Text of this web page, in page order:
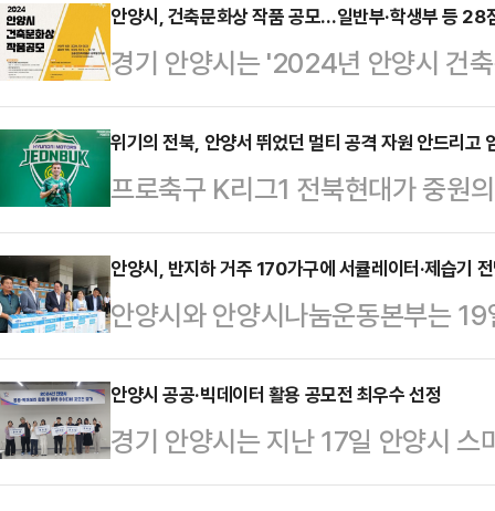
부시장, 경기도 복지국장, 경기도
최대호 안양시장으로부터 임용장
식당 조리원, 콜센터 상담원, 청원
이날부터 공식 업무를 시작했다.최
2000여명의 공직자와 더불어 안양
공직자의 모범을 보여달라고 …
안양시, 건축문화상 작품 공모…일반부·학생부 등 28
경기 안양시는 '2024년 안양시 건
고 20일 밝혔다.건축문화상은 문화
자·시공자·건축주 등 건축의 미래
해 지난 2010년부터 격년으로 시
상은 아름다운 건축물 사용승인 부
창작 부문(학생부)으로 나뉘어 진
년) 안양시 내에서 사용승인을 받
주제로 계획한 창작물…
위기의 전북, 안양서 뛰었던 멀티 공격 자원 안드리고
프로축구 K리그1 전북현대가 중원
다.전북현대는 지난 2023년 여름
출했던 브라질 국적의 미드필더 안
안드리고는 브라질 U17 대표팀 출
수로 전북현대의 득점력 강화에 큰
필더와 윙 포워드 포지션까지 모두
격 전술 운영이 다양해 질 것으로
는 티아고, 에르난데…
안양시, 반지하 거주 170가구에 서큘레이터·제습기
안양시와 안양시나눔운동본부는
지원사업'으로 주거취약계층 대상
사천리 지원사업은 공동모금회 나
동안 천재지변으로부터 취약한 저
수 있도록 성금 또는 성품을 적시에
안양시 공공·빅데이터 활용 공모전 최우수 선정
경기 안양시는 지난 17일 안양시
공·빅데이터 활용 및 분석 아이디